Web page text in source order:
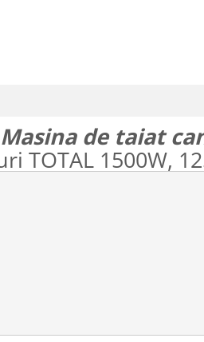
Masina de taiat
TOTAL 1500W,